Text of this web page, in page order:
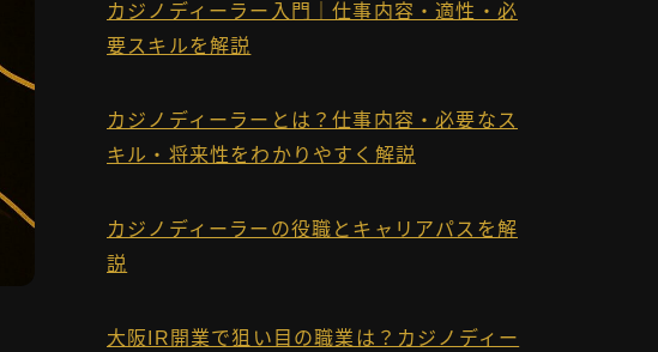
カジノディーラー入門｜仕事内容・適性・必
要スキルを解説
カジノディーラーとは？仕事内容・必要なス
キル・将来性をわかりやすく解説
カジノディーラーの役職とキャリアパスを解
説
大阪IR開業で狙い目の職業は？カジノディー